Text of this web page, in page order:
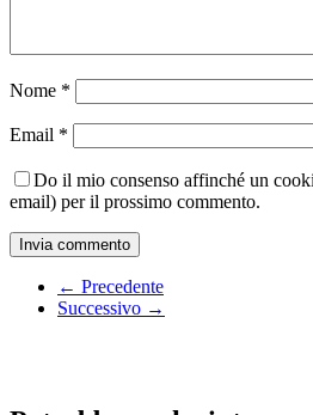
Nome *
Email *
Do il mio consenso affinché un
email) per il prossimo commento.
← Precedente
Successivo →